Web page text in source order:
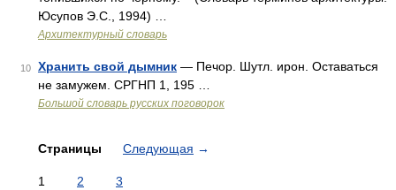
Юсупов Э.С., 1994) …
Архитектурный словарь
10 Хранить свой дымник — Печор. Шутл. ирон. Оставаться
не замужем. СРГНП 1, 195 …
Большой словарь русских поговорок
Страницы Следующая →
1 2 3